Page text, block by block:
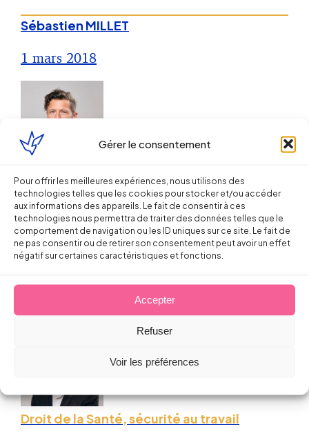
Gérer le consentement
Pour offrir les meilleures expériences, nous utilisons des
technologies telles que les cookies pour stocker et/ou accéder
aux informations des appareils. Le fait de consentir à ces
technologies nous permettra de traiter des données telles que le
comportement de navigation ou les ID uniques sur ce site. Le fait de
ne pas consentir ou de retirer son consentement peut avoir un effet
négatif sur certaines caractéristiques et fonctions.
Accepter
Refuser
Voir les préférences
Sébastien MILLET
1 mars 2018
Droit de la Santé, sécurité au travail
Le secret médical est opposable à
l’expert du CHSCT
Droit de la Santé, sécurité au travail